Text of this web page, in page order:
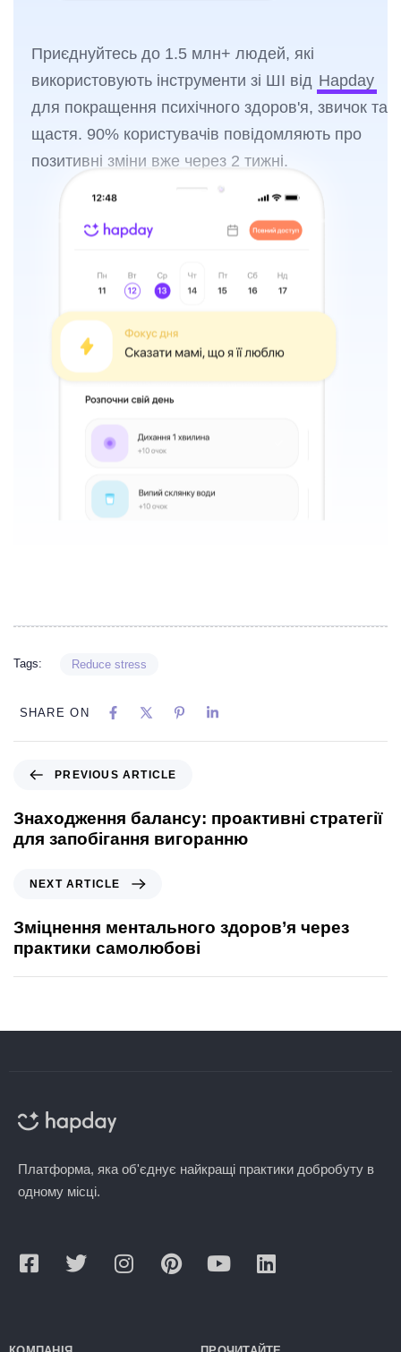
Приєднуйтесь до 1.5 млн+ людей, які
використовують інструменти зі ШІ від Hapday
для покращення психічного здоров'я, звичок та
щастя. 90% користувачів повідомляють про
позитивні зміни вже через 2 тижні.
Tags: Reduce stress
SHARE ON
PREVIOUS ARTICLE
Знаходження балансу: проактивні стратегії
для запобігання вигоранню
NEXT ARTICLE
Зміцнення ментального здоров’я через
практики самолюбові
Платформа, яка об'єднує найкращі практики добробуту в
одному місці.